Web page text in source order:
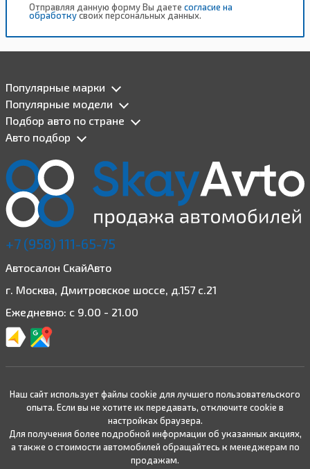
Отправляя данную форму Вы даете согласие на
обработкусвоих персональных данных.
Популярные марки
Популярные модели
Подбор авто по стране
Авто подбор
+7 (958) 111-65-75
Автосалон СкайАвто
г. Москва, Дмитровское шоссе, д.157 с.21
Ежедневно: с 9.00 - 21.00
Наш сайт использует файлы cookie для лучшего пользовательского
опыта. Если вы не хотите их передавать, отключите cookie в
настройках браузера.
Для получения более подробной информации об указанных акциях,
а также о стоимости автомобилей обращайтесь к менеджерам по
продажам.